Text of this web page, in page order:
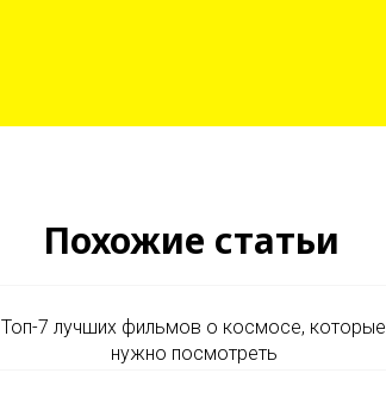
Похожие статьи
Топ-7 лучших фильмов о космосе, которые
нужно посмотреть